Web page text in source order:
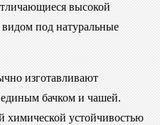
высокой
под натуральные
изготавливают
бачком и чашей.
химической устойчивостью